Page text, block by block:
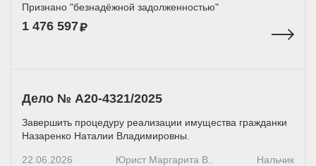
Признано "безнадёжной задолженностью"
1 476 597
Дело № А20-4321/2025
Завершить процедуру реализации имущества гражданки
Назаренко Наталии Владимировны.
22.06.2026 Юрист Маргарита В..
Нальчик